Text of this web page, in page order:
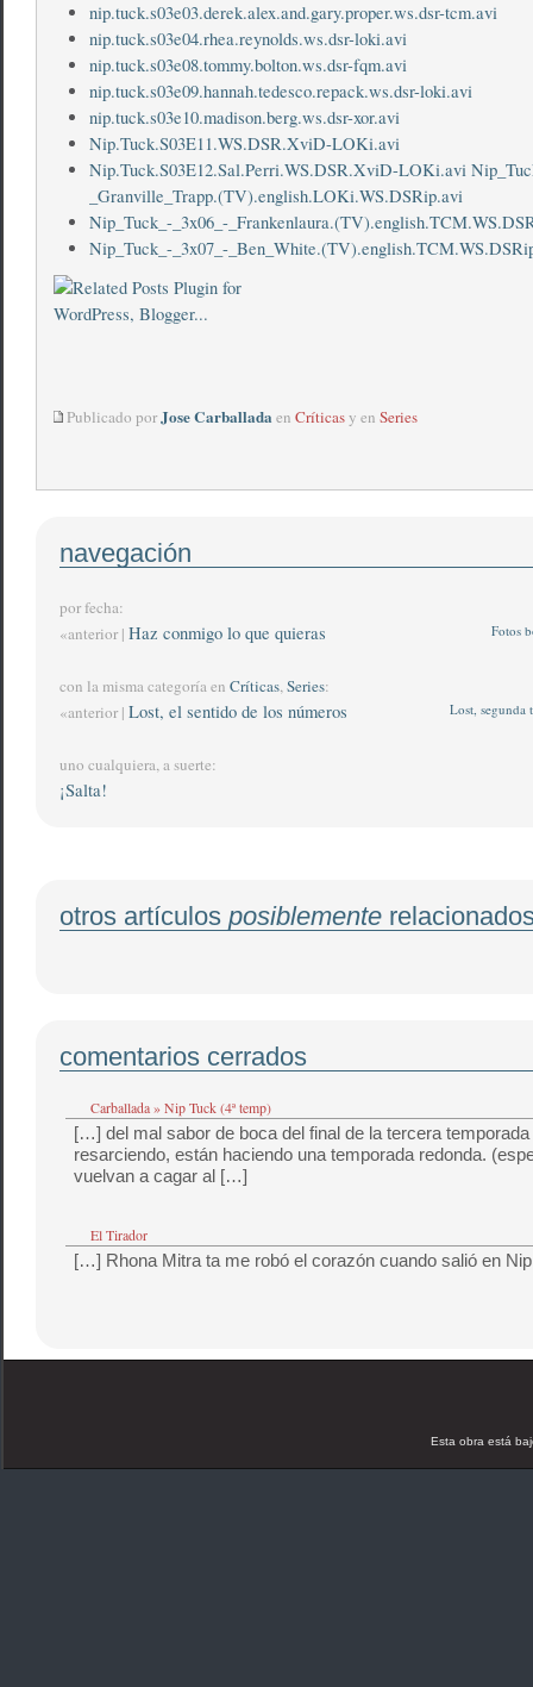
nip.tuck.s03e03.derek.alex.and.gary.proper.ws.dsr-tcm.avi
nip.tuck.s03e04.rhea.reynolds.ws.dsr-loki.avi
nip.tuck.s03e08.tommy.bolton.ws.dsr-fqm.avi
nip.tuck.s03e09.hannah.tedesco.repack.ws.dsr-loki.avi
nip.tuck.s03e10.madison.berg.ws.dsr-xor.avi
Nip.Tuck.S03E11.WS.DSR.XviD-LOKi.avi
Nip.Tuck.S03E12.Sal.Perri.WS.DSR.XviD-LOKi.avi
_Granville_Trapp.(TV).english.LOKi.WS.DSRip.avi
Nip_Tuck_-_3x06_-
Nip_Tuck_-_3x07_-
Publicado porJose Carballadaen Críticasy en Series
navegación
por fecha:
Fotos
«anterior | Haz conmigo lo que quieras
con la misma categoría en Críticas,Series:
Lost, segunda
«anterior | Lost, el sentido de los números
uno cualquiera, a suerte:
¡Salta!
otros artículos posiblemente
comentarios cerrados
Carballada » Nip Tuck (4ª temp)
[…] del mal sabor de boca del final de la tercera
resarciendo, están haciendo una temporada redonda.
vuelvan a cagar al […]
El Tirador
[…] Rhona Mitra ta me robó el corazón cuando salió en
Esta obra está